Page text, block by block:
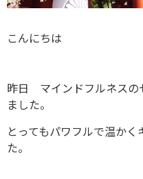
こんにちは
昨日 マインドフルネスの
ました。
とってもパワフルで温か
た。